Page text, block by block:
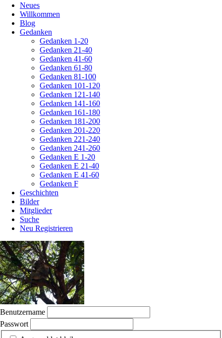
überspringen
Neues
Willkommen
Blog
Gedanken
Gedanken 1-20
Gedanken 21-40
Gedanken 41-60
Gedanken 61-80
Gedanken 81-100
Gedanken 101-120
Gedanken 121-140
Gedanken 141-160
Gedanken 161-180
Gedanken 181-200
Gedanken 201-220
Gedanken 221-240
Gedanken 241-260
Gedanken E 1-20
Gedanken E 21-40
Gedanken E 41-60
Gedanken F
Geschichten
Bilder
Mitglieder
Suche
Neu Registrieren
Benutzername
Passwort